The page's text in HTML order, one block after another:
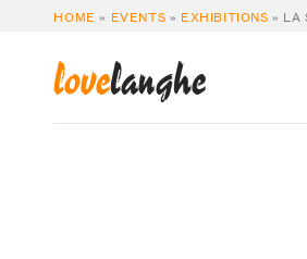
HOME » EVENTS » EXHIBITIONS » LA
lovelanghe